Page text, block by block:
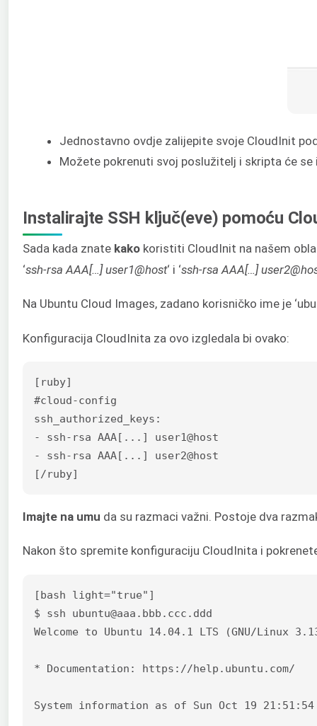
Jednostavno ovdje zalijepite svoje CloudInit
Možete pokrenuti svoj poslužitelj i skripta će
Instalirajte SSH ključ(eve) pomoću
Sada kada znate kako koristiti CloudInit na našem
‘ssh-rsa AAA[…] user1@host‘ i ‘ssh-rsa AAA[…]
Na Ubuntu Cloud Images, zadano korisničko ime je
Konfiguracija CloudInita za ovo izgledala bi ovako:
[ruby]
#cloud-config
ssh_authorized_keys:
- ssh-rsa AAA[...] user1@host
- ssh-rsa AAA[...] user2@host
[/ruby]
Imajte na umu da su razmaci važni. Postoje dva
Nakon što spremite konfiguraciju CloudInita i
[bash light="true"]
$ ssh ubuntu@aaa.bbb.ccc.ddd
Welcome to Ubuntu 14.04.1 LTS (GNU/Linux
* Documentation: https://help.ubuntu.com/
System information as of Sun Oct 19 21:51:54